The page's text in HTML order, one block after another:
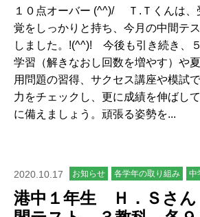
１０点オーバー (^^)/ Ｔ.Ｔくんは、
覚をしっかりと持ち、今月の中間テ
しました。!(^^)! 今後も引き続き、
学習（解きなおし回数を増やす）や
用問題の習得、サクセス講座や模試
力をチェックし、更に成績を伸ばし
に備えましょう。頑張る姿勢を...
2020.10.17 お知らせ 各学年の取り組み 中
港中１年生 Ｈ．Ｓさ